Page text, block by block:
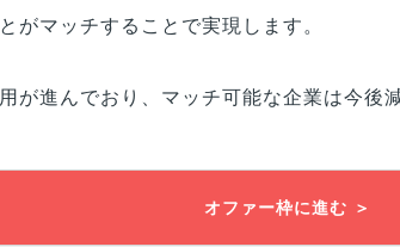
がマッチすることで実現します。
が進んでおり、マッチ可能な企業は今後
オファー枠に進む ＞